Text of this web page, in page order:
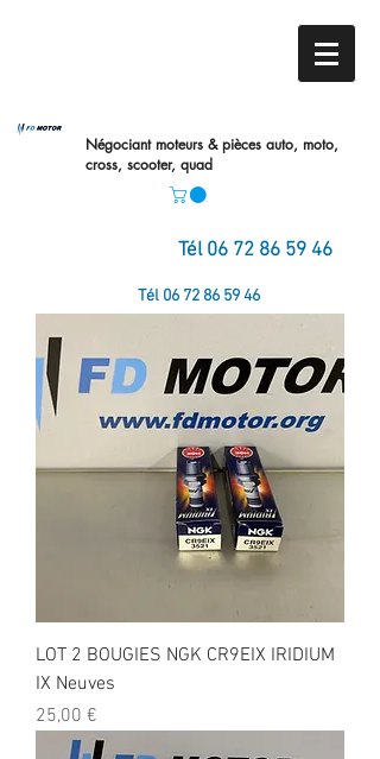
Négociant moteurs & pièces auto, moto,
cross, scooter, quad
Tél 06 72 86 59 46
Tél 06 72 86 59 46
LOT 2 BOUGIES NGK CR9EIX IRIDIUM
IX Neuves
Prix
25,00 €